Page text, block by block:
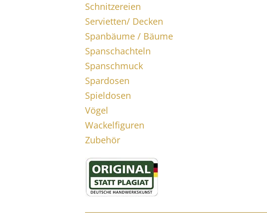
Schnitzereien
Servietten/ Decken
Spanbäume / Bäume
Spanschachteln
Spanschmuck
Spardosen
Spieldosen
Vögel
Wackelfiguren
Zubehör